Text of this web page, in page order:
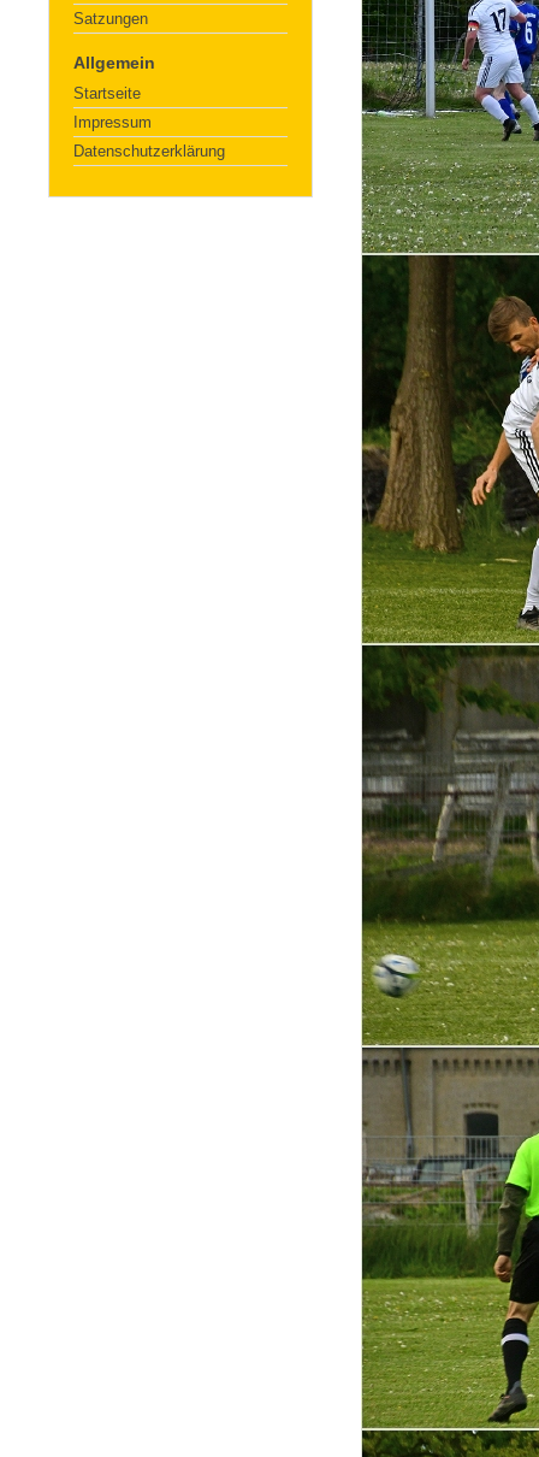
Satzungen
Allgemein
Startseite
Impressum
Datenschutzerklärung